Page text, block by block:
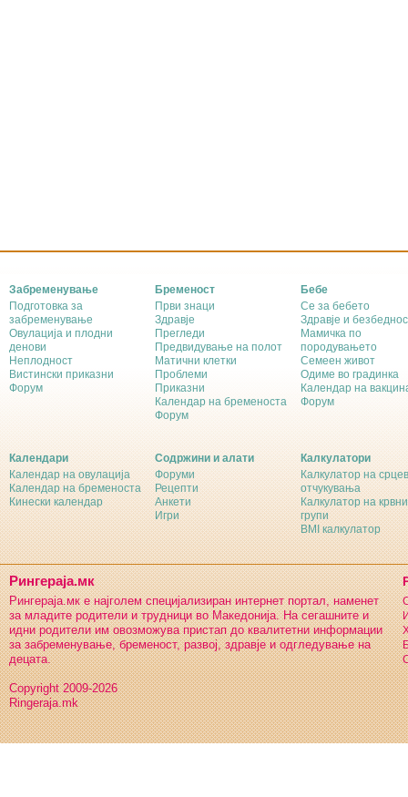
Забременување
Подготовка за
забременување
Овулација и плодни
денови
Неплодност
Вистински приказни
Форум
Бременост
Први знаци
Здравје
Прегледи
Предвидување на полот
Матични клетки
Проблеми
Приказни
Календар на бременоста
Форум
Бебе
Се за бебето
Здравје и
Мамичка по
породувањето
Семеен живот
Одиме во градинка
Календар на
Форум
Календари
Календар на овулација
Календар на бременоста
Кинески календар
Содржини и алати
Форуми
Рецепти
Анкети
Игри
Калкулатори
Калкулатор на
отчукувања
Калкулатор на крвни
групи
BMI калкулатор
Рингераја.мк
Рингераја.мк е најголем специјализиран интернет портал, наменет
за младите родители и трудници во Македонија. На сегашните и
идни родители им овозможува пристап до квалитетни информации
за забременување, бременост, развој, здравје и одгледување на
децата.
Copyright 2009-2026
Ringeraja.mk